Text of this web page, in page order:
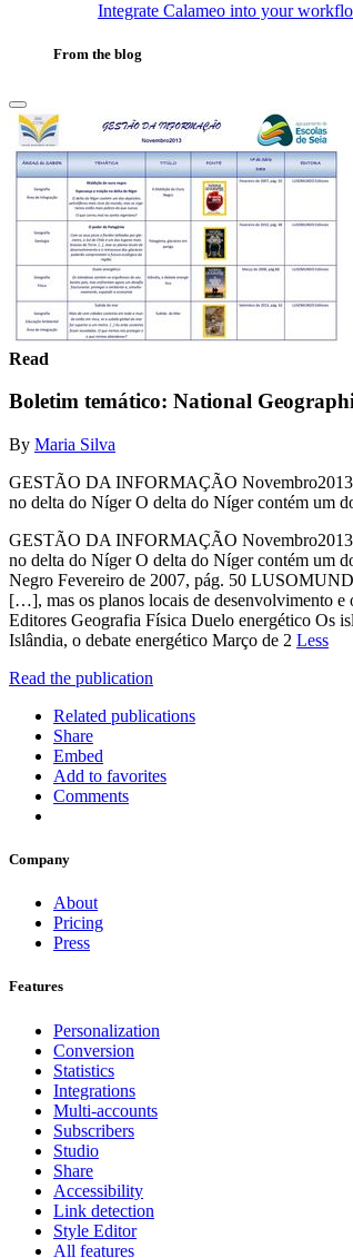
Integrate Calameo into your
From the blog
Read
Boletim temático: National
By Maria Silva
GESTÃO DA INFORMAÇÃO Novembro2013
no delta do Níger O delta do Níger contém um
GESTÃO DA INFORMAÇÃO Novembro2013
no delta do Níger O delta do Níger contém um
Negro Fevereiro de 2007, pág. 50
[…], mas os planos locais de desenvolvimento e
Editores Geografia Física Duelo energético Os
Islândia, o debate energético Março de 2 Less
Read the publication
Related publications
Share
Embed
Add to favorites
Comments
Company
About
Pricing
Press
Features
Personalization
Conversion
Statistics
Integrations
Multi-accounts
Subscribers
Studio
Share
Accessibility
Link detection
Style Editor
All features